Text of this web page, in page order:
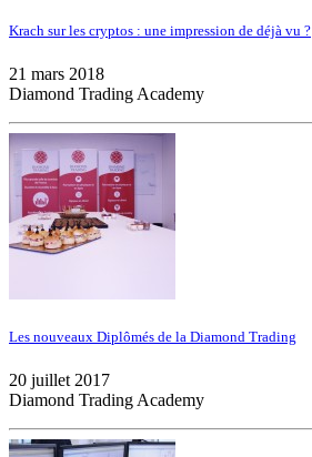
Krach sur les cryptos : une impression de déjà vu ?
21 mars 2018
Diamond Trading Academy
Les nouveaux Diplômés de la Diamond Trading
20 juillet 2017
Diamond Trading Academy